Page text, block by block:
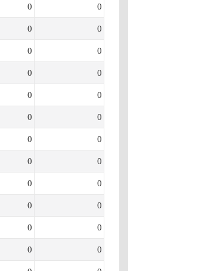
0 0
0 0
0 0
0 0
0 0
0 0
0 0
0 0
0 0
0 0
0 0
0 0